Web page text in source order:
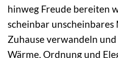
hinweg Freude bereiten
scheinbar
Zuhause verwandeln
Wärme, Ordnung und